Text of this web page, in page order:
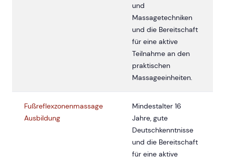
und
Massagetechniken
und die Bereitschaft
für eine aktive
Teilnahme an den
praktischen
Massageeinheiten.
Fußreflexzonenmassage
Ausbildung
Mindestalter 16
Jahre, gute
Deutschkenntnisse
und die Bereitschaft
für eine aktive